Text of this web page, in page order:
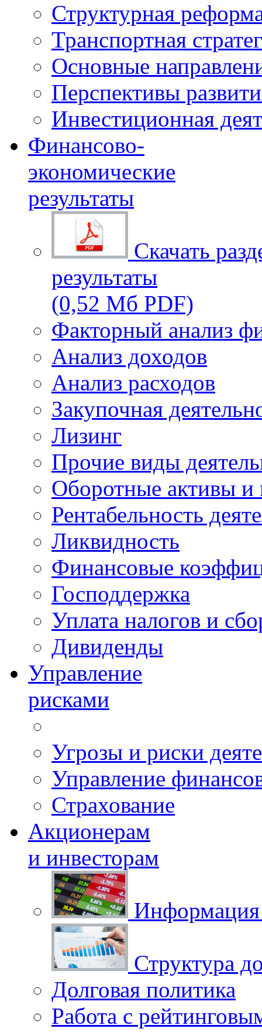
Структурная
Транспортная
Основные
Перспективы
Инвестиционная
Финансово-
экономические
результаты
Скачать
результаты
(0,52 Мб PDF)
Факторный анализ
Анализ доходов
Анализ расходов
Закупочная
Лизинг
Прочие виды
Оборотные активы и
Рентабельность
Ликвидность
Финансовые
Господдержка
Уплата налогов и
Дивиденды
Управление
рисками
Угрозы и риски
Управление
Страхование
Акционерам
и инвесторам
Структура
Долговая политика
Работа с